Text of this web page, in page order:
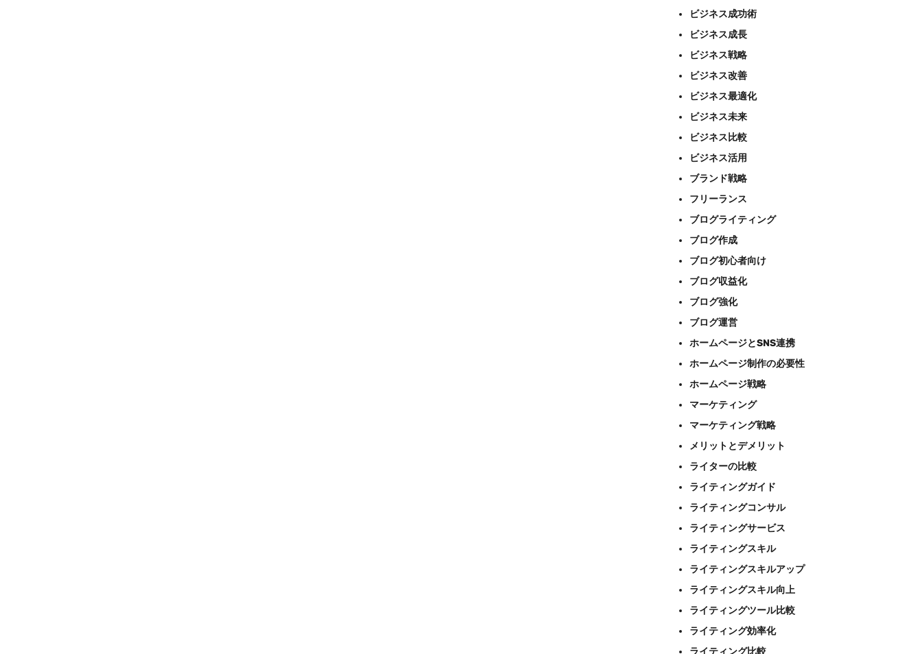
ビジネス成功術
ビジネス成長
ビジネス戦略
ビジネス改善
ビジネス最適化
ビジネス未来
ビジネス比較
ビジネス活用
ブランド戦略
フリーランス
ブログライティング
ブログ作成
ブログ初心者向け
ブログ収益化
ブログ強化
ブログ運営
ホームページとSNS連携
ホームページ制作の必要性
ホームページ戦略
マーケティング
マーケティング戦略
メリットとデメリット
ライターの比較
ライティングガイド
ライティングコンサル
ライティングサービス
ライティングスキル
ライティングスキルアップ
ライティングスキル向上
ライティングツール比較
ライティング効率化
ライティング比較